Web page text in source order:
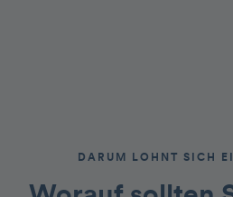
DARUM LOHNT SICH